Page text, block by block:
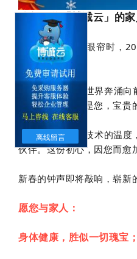
离线留言
致每一位「博诚云」的家
当这行字映入您眼帘时，
声：谢谢！
这一年，是数字世界奔涌
入前行的力量；是您，宝
我们始终相信，技术的温
伙伴。这份初心，因您而愈
新春的钟声即将敲响，崭
愿您与家人：
身体健康，胜似一切瑰宝；